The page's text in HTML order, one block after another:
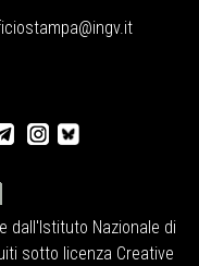
dall'Istituto Nazionale di
sotto licenza Creative